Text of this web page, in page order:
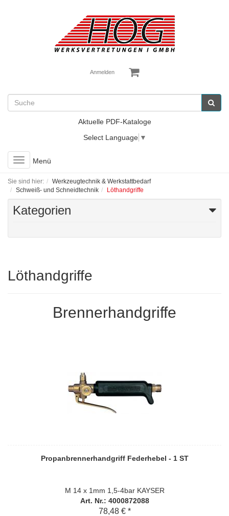
Anmelden
Aktuelle PDF-Kataloge
Select Language ▼
Toggle
navigation
Menü
Sie sind hier:
Werkzeugtechnik & Werkstattbedarf
Schweiß- und Schneidtechnik
Löthandgriffe
Kategorien
Löthandgriffe
Brennerhandgriffe
Propanbrennerhandgriff Federhebel - 1 ST
M 14 x 1mm 1,5-4bar KAYSER
Art. Nr.: 4000872088
78,48 € *